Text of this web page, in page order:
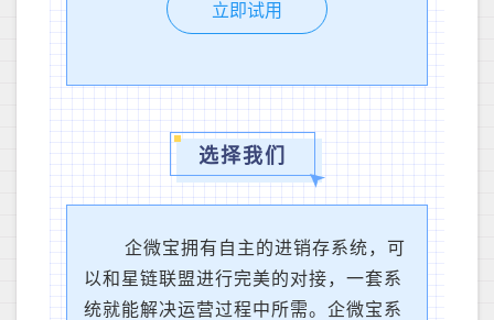
立即试用
选择我们
企微宝拥有自主的进销存系统，可
以和星链联盟进行完美的对接，一套系
统就能解决运营过程中所需。企微宝系